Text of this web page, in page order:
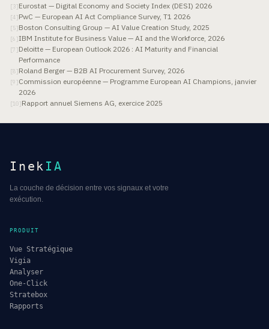
[ 3]Eurostat — Digital Economy and Society Index (DESI) 2026
[4 ]PwC — European AI Act Compliance Survey, T1 2026
[5]Boston Consulting Group — AI Value Creation Study, 2025
[6 ]IBM Institute for Business Value — AI and the Workforce, 2026
[7 ]Deloitte — European Outlook 2026 : AI Maturity and Financial
Performance
[8]Roland Berger — B2B AI Procurement Survey, 2026
[9 ]Commission européenne — Programme European AI Champions, janvier
2026
[10]Rapport annuel Siemens AG, exercice 2025
Inek IA
La couche de décision entre vos signaux et votre
exécution.
PRODUIT
Vue Stratégique
Vigia
Analyser
One-Click
Stratebox
Rapports